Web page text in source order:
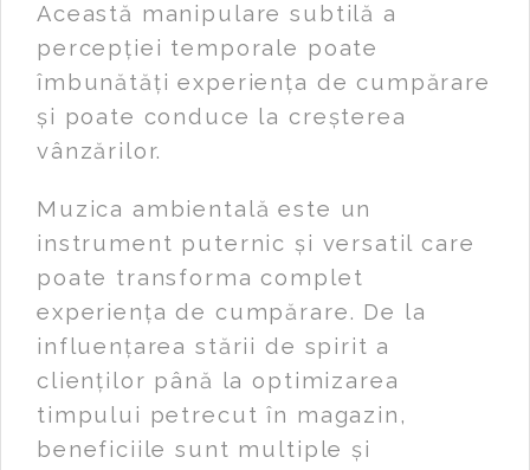
Această manipulare subtilă a
percepției temporale poate
îmbunătăți experiența de cumpărare
și poate conduce la creșterea
vânzărilor.
Muzica ambientală este un
instrument puternic și versatil care
poate transforma complet
experiența de cumpărare. De la
influențarea stării de spirit a
clienților până la optimizarea
timpului petrecut în magazin,
beneficiile sunt multiple și